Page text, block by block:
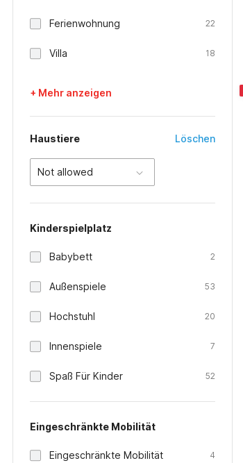
Ferienwohnung 22
Villa 18
+ Mehr anzeigen
Haustiere Löschen
Not allowed
Kinderspielplatz
Babybett 2
Außenspiele 53
Hochstuhl 20
Innenspiele 7
Spaß Für Kinder 52
Eingeschränkte Mobilität
Eingeschränkte Mobilität 4